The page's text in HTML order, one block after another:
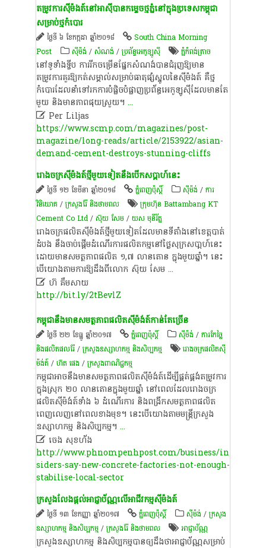
​តម្រូវការ​ស៊ីម៉ងត៍​នៅ​អាស៊ី​បាន​កម្ទេច​ថ្មភ្នំ​នៅ​ក្នុង​ប្រទេស​កម្ពុជា​
សម្រាប់​ថ្មកំបោរ​
ថ្ងៃទី ៦ ខែកក្កដា ឆ្នាំ២០១៨
South China Morning
Post
​ស៊ីម៉ង់​ /សំណង់ /ប្រព័ន្ធអេកូឡូស៊ី ភ្នំកំពង់ត្រាច
​នៅ​ទូ​ទាំង​ទ្វីប​ ការ​រីក​ចម្រើន​ផ្នែក​សំណង់​បាន​ជំរុញ​ឱ្យ​មាន​
តម្រូវការ​គួរ​ឱ្យ​កត់សម្គាល់​សម្រាប់​ធាតុ​ផ្សំ​ស្នូល​នៃ​ស៊ីម៉ងត៍​ គឺ​ថ្ម
កំបោរ​ដែល​នាំ​ទៅ​រក​ការ​បំផ្លិចបំផ្លាញ​ប្រព័ន្ធ​អេកូឡូស៊ី​ដែល​មាន​តែ​
មួយ​ និង​មាន​ភាព​ផុយ​ស្រួយ​។​ ...
Per Liljas
https://www.scmp.com/magazines/post-
magazine/long-reads/article/2153922/asian-
demand-cement-destroys-stunning-cliffs
រោងចក្រ​ស៊ីម៉ងត៍​ថ្មី​មួយទៀត​នឹង​បើក​ស​ប្តា​ហ៍​នេះ​
ថ្ងៃទី ១២ ខែមីនា ឆ្នាំ២០១៨ ភ្នំពេញប៉ុស្តិ៍ ​ស៊ីម៉ង់​ /ការ
វិនិយោគ/ក្រសួងរ៉ែ និងថាមពល
ក្រុមហ៊ុន Battambang KT
Cement Co Ltd/ស៊ុយ សែម/យស មុនីរ័ត្ន
​រោងចក្រ​ផលិត​ស៊ីម៉ងត៍​ថ្មី​មួយទៀត​ដែល​មា​នទី​តាំងនៅ​ខេត្តបាត់
ដំបង​ នឹង​ចាប់ផ្ដើម​ដំណើរការ​ផលិតកម្ម​នៅ​ថ្ងៃ​សុក្រ​សបា្ត​ហ៍​នេះ​
ដោយ​មាន​សមត្ថភាព​ផលិត​ ១,៧​ លាន​តោន​ ក្នុង​មួយ​ឆ្នាំ​។​ នេះ​
បើ​យោង​តាម​ការ​ឱ្យ​ដឹង​ពី​លោក​ ស៊ុ​យ​ សែ​ម ...
ហ៊ គឹមសាយ
http://bit.ly/2tBevlZ
កម្ពុជានឹងមានសមត្ថភាពផលិតស៊ីម៉ង់ត៍កាន់តែច្រើន
ថ្ងៃទី ២២ ខែធ្នូ ឆ្នាំ២០១៧ ភ្នំពេញប៉ុស្តិ៍ ​ស៊ីម៉ង់​ /ការកែច្នៃ
និងផលិតផលរ៉ែ/ក្រសួងឧស្សាហកម្ម និងសិប្បកម្ម
រោងចក្រផលិតស៊ី
ម៉ង់ត៍/ហ៊ត​ ផេង /ក្រសួងពាណិជ្ជកម្ម
កម្ពុជាអាចនឹងមានសមត្ថភាពផលិតស៊ីម៉ង់ត៍ដើម្បីផ្គត់ផ្គង់តម្រូវការ
ក្នុងស្រុក ២០ លានតោនក្នុងមួយឆ្នាំ នៅពេលដែលរោងចក្រ
ផលិតស៊ីម៉ង់ត៍ទាំង ៦ ដំណើរការ និងពង្រីកសមត្ថភាពផលិត
ពេញលេញនៅពេលខាងមុខ។ នេះបើយោងតាមមន្រ្តីក្រសួង
ឧស្សាហកម្ម និងសិប្បកម្ម។ ...
ចេង សុខហ័ង
http://www.phnompenhpost.com/business/in
siders-say-new-concrete-factories-not-enough-
stabilise-local-sector
ក្រសួង​លែង​ផ្តល់​អាជ្ញាប័ណ្ណ​លើ​អាជីវកម្ម​ស៊ីម៉ងត៍
ថ្ងៃទី ១៣ ខែកញ្ញា ឆ្នាំ២០១៧ ភ្នំពេញប៉ុស្តិ៍ ​ស៊ីម៉ង់​ /ក្រសួង
ឧស្សាហកម្ម និងសិប្បកម្ម/ក្រសួងរ៉ែ និងថាមពល អាជ្ញាប័ណ្ណ
ក្រសួង​ឧស្សាហកម្ម និង​សិប្បកម្ម​បាន​ឲ្យ​ដឹង​ថា​អាជ្ញាប័ណ្ណ​សម្រាប់​